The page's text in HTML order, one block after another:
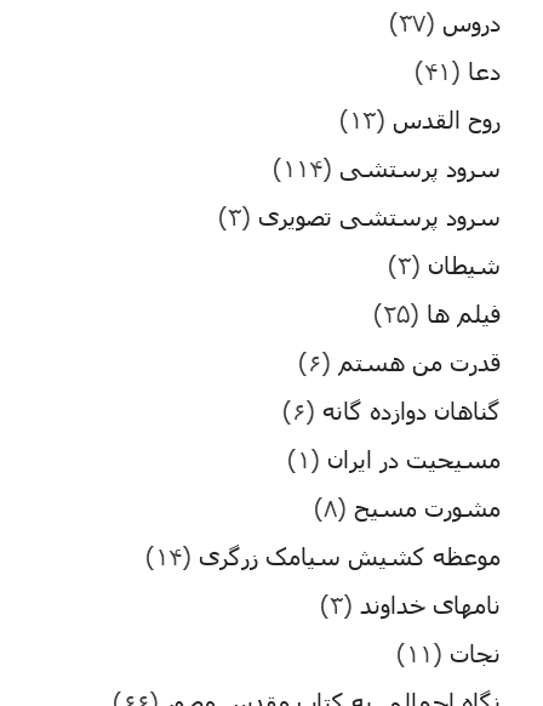
دروس (۳۷)
دعا (۴۱)
روح القدس (۱۳)
سرود پرستشی (۱۱۴)
سرود پرستشی تصویری (۳)
شیطان (۳)
فیلم ها (۲۵)
قدرت من هستم (۶)
گناهان دوازده گانه (۶)
مسیحیت در ایران (۱)
مشورت مسیح (۸)
موعظه کشیش سیامک زرگری (۱۴)
نامهای خداوند (۳)
نجات (۱۱)